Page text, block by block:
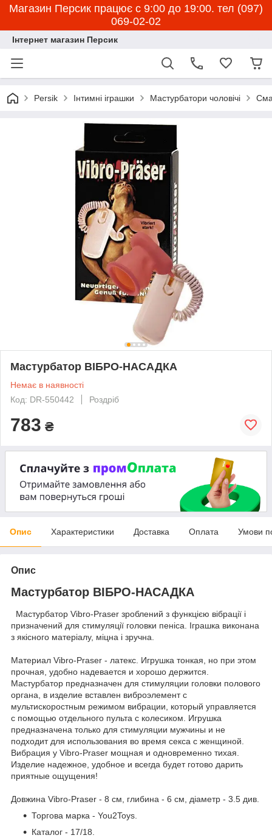
Магазин Персик працює с 9:00 до 19:00. тел (097)
069-02-02
Інтернет магазин Персик
Persik Інтимні іграшки Мастурбатори чоловічі
Мастурбатор ВІБРО-НАСАДКА
Немає в наявності
Код: DR-550442
Роздріб
783 ₴
Опис Характеристики Доставка Оплата Умови
Опис
Мастурбатор ВІБРО-НАСАДКА
Мастурбатор Vibro-Praser зроблений з функцією вібрації і
призначений для стимуляції головки пеніса. Іграшка виконана
з якісного матеріалу, міцна і зручна.
Материал Vibro-Praser - латекс. Игрушка тонкая, но при этом
прочная, удобно надевается и хорошо держится.
Мастурбатор предназначен для стимуляции головки полового
органа, в изделие вставлен виброэлемент с
мультискоростным режимом вибрации, который управляется
с помощью отдельного пульта с колесиком. Игрушка
предназначена только для стимуляции мужчины и не
подходит для использования во время секса с женщиной.
Вибрация у Vibro-Praser мощная и одновременно тихая.
Изделие надежное, удобное и всегда будет готово дарить
приятные ощущения!
Довжина Vibro-Praser - 8 см, глибина - 6 см, діаметр - 3.5 див.
Торгова марка - You2Toys.
Каталог - 17/18.